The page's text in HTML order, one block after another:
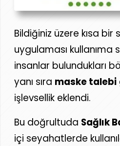
Bildiğiniz üzere kısa bir
uygulaması kullanıma
insanlar bulundukları
yanı sıra maske talebi
işlevsellik eklendi.
Bu doğrultuda Sağlık
içi seyahatlerde